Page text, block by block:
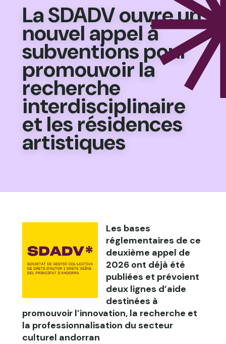
La SDADV ouvre un
nouvel appel à
subventions pour
promouvoir la
recherche
interdisciplinaire
et les résidences
artistiques
Les bases
réglementaires de ce
deuxième appel de
2026 ont déjà été
publiées et prévoient
deux lignes d’aide
destinées à
promouvoir l’innovation, la recherche et
la professionnalisation du secteur
culturel andorran